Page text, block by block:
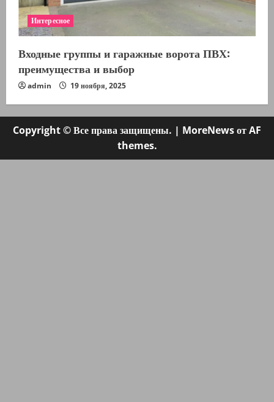
Интересное
Входные группы и гаражные ворота ПВХ:
преимущества и выбор
admin 19 ноября, 2025
Copyright © Все права защищены. | MoreNewsот AF
themes.